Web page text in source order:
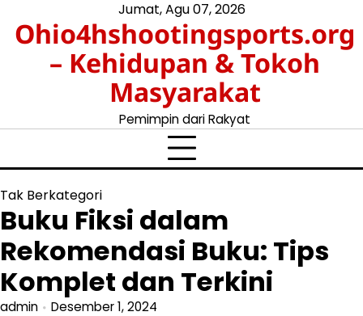
content
Jumat, Agu 07, 2026
Ohio4hshootingsports.org
– Kehidupan & Tokoh
Masyarakat
Pemimpin dari Rakyat
Tak Berkategori
Buku Fiksi dalam
Rekomendasi Buku: Tips
Komplet dan Terkini
admin Desember 1, 2024